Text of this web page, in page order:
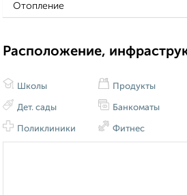
Отопление
Расположение,
Школы
Дет. сады
Поликлиники
Продукты
Банкоматы
Фитнес